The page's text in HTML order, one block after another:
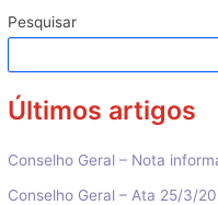
artigos
Pesquisar
Últimos artigos
Conselho Geral – Nota
Conselho Geral – Ata 25/3/